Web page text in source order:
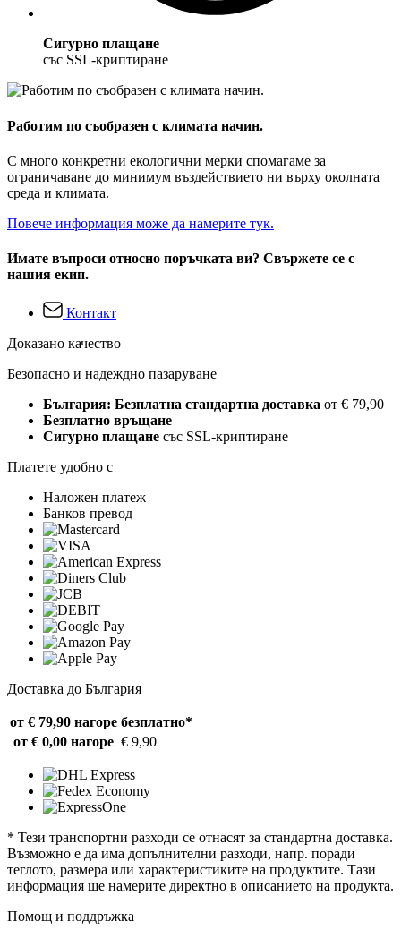
Сигурно плащане
със SSL-криптиране
Работим по съобразен с климата начин.
С много конкретни екологични мерки спомагаме за
ограничаване до минимум въздействието ни върху околната
среда и климата.
Повече информация може да намерите тук.
Имате въпроси относно поръчката ви? Свържете се с
нашия екип.
Контакт
Доказано качество
Безопасно и надеждно пазаруване
България: Безплатна стандартна доставка от € 79,90
Безплатно връщане
Сигурно плащане със SSL-криптиране
Платете удобно с
Наложен платеж
Банков превод
Доставка до България
от € 79,90 нагоре безплатно*
от € 0,00 нагоре € 9,90
* Тези транспортни разходи се отнасят за стандартна доставка.
Възможно е да има допълнителни разходи, напр. поради
теглото, размера или характеристиките на продуктите. Тази
информация ще намерите директно в описанието на продукта.
Помощ и поддръжка